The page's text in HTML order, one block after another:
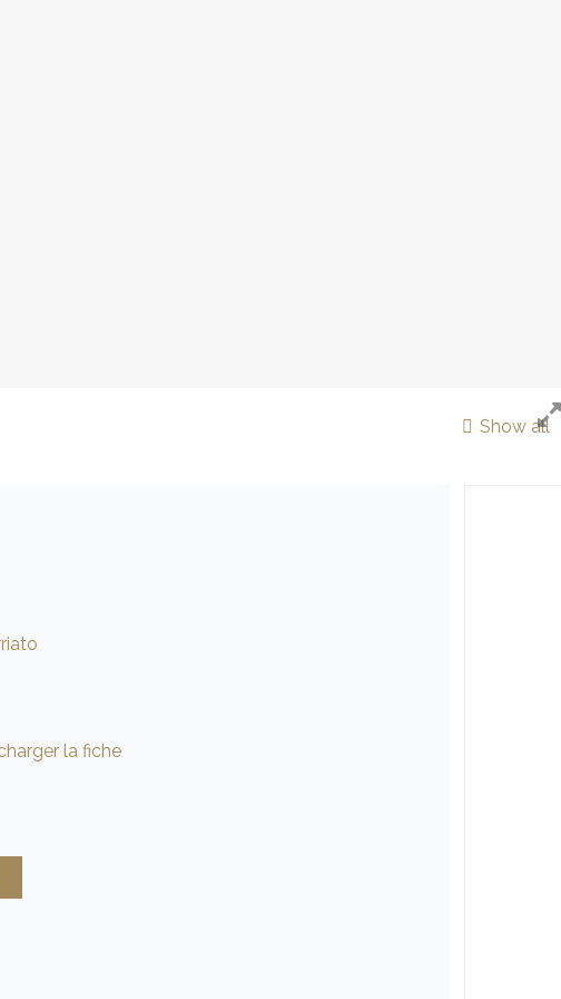
Show all
la fiche